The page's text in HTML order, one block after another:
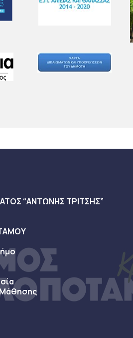
“ΑΝΤΩΝΗΣ ΤΡΙΤΣΗΣ”
Μάθησης